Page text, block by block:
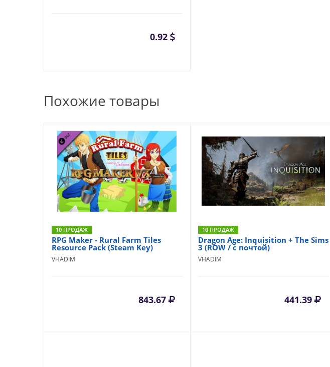
0.92
Похожие товары
10 ПРОДАЖ
RPG Maker - Rural Farm Tiles
Resource Pack (Steam Key)
VHADIM
843.67
10 ПРОДАЖ
Dragon Age: Inquisition + The Sims
3 (ROW / с почтой)
VHADIM
441.39